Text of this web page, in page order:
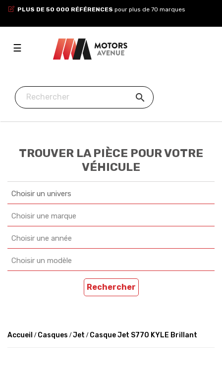
PLUS DE 50 000 RÉFÉRENCES pour plus de 70 marques
Toggle
navigation
☰

TROUVER LA PIÈCE POUR VOTRE
VÉHICULE
Choisir un univers
Choisir une marque
Choisir une année
Choisir un modèle
Rechercher
Accueil Casques Jet Casque Jet S770 KYLE Brillant